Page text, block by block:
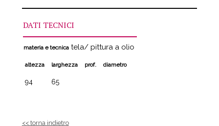
DATI TECNICI
materia e tecnicatela/ pittura a olio
altezza larghezza prof. diametro
94 65
<< torna indietro